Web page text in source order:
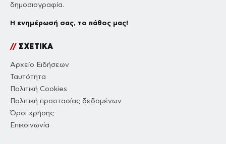
δημοσιογραφία.
Η ενημέρωσή σας, το πάθος μας!
//ΣΧΕΤΙΚΑ
Αρχείο Ειδήσεων
Ταυτότητα
Πολιτική Cookies
Πολιτική προστασίας δεδομένων
Όροι χρήσης
Επικοινωνία